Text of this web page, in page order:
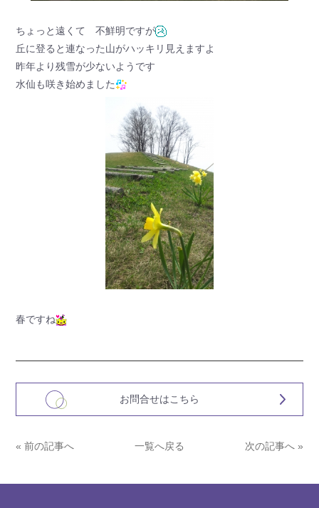
ちょっと遠くて 不鮮明ですが
丘に登ると連なった山がハッキリ見えますよ
昨年より残雪が少ないようです
水仙も咲き始めました
春ですね
お問合せはこちら
« 前の記事へ 一覧へ戻る 次の記事へ »